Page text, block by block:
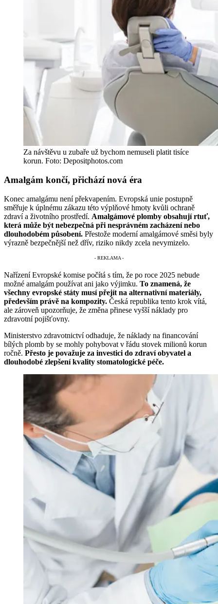
Za návštěvu u zubaře už bychom nemuseli platit tisíce
korun. Foto: Depositphotos.com
Amalgám končí, přichází nová éra
Konec amalgámu není překvapením. Evropská unie postupně
směřuje k úplnému zákazu této výplňové hmoty kvůli ochraně
zdraví a životního prostředí. Amalgámové plomby obsahují rtuť,
která může být nebezpečná při nesprávném zacházení nebo
dlouhodobém působení. Přestože moderní amalgámové směsi byly
výrazně bezpečnější než dřív, riziko nikdy zcela nevymizelo.
Nařízení Evropské komise počítá s tím, že po roce 2025 nebude
možné amalgám používat ani jako výjimku. To znamená, že
všechny evropské státy musí přejít na alternativní materiály,
především právě na kompozity. Česká republika tento krok vítá,
ale zároveň upozorňuje, že změna přinese vyšší náklady pro
zdravotní pojišťovny.
Ministerstvo zdravotnictví odhaduje, že náklady na financování
bílých plomb by se mohly pohybovat v řádu stovek milionů korun
ročně. Přesto je považuje za investici do zdraví obyvatel a
dlouhodobé zlepšení kvality stomatologické péče.